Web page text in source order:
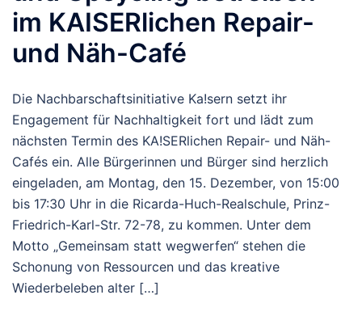
im KAISERlichen Repair-
und Näh-Café
Die Nachbarschaftsinitiative Ka!sern setzt ihr
Engagement für Nachhaltigkeit fort und lädt zum
nächsten Termin des KA!SERlichen Repair- und Näh-
Cafés ein. Alle Bürgerinnen und Bürger sind herzlich
eingeladen, am Montag, den 15. Dezember, von 15:00
bis 17:30 Uhr in die Ricarda-Huch-Realschule, Prinz-
Friedrich-Karl-Str. 72-78, zu kommen. Unter dem
Motto „Gemeinsam statt wegwerfen“ stehen die
Schonung von Ressourcen und das kreative
Wiederbeleben alter […]